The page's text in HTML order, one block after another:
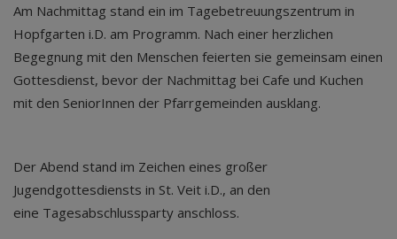
Am Nachmittag stand ein im Tagebetreuungszentrum in
Hopfgarten i.D. am Programm. Nach einer herzlichen
Begegnung mit den Menschen feierten sie gemeinsam einen
Gottesdienst, bevor der Nachmittag bei Cafe und Kuchen
mit den SeniorInnen der Pfarrgemeinden ausklang.
Der Abend stand im Zeichen eines großer
Jugendgottesdiensts in St. Veit i.D., an den
eine Tagesabschlussparty anschloss.